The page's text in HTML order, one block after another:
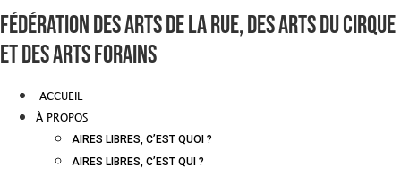
Fédération des arts de la rue, des arts du cirque
et des arts forains
ACCUEIL
À PROPOS
AIRES LIBRES, C’EST QUOI ?
AIRES LIBRES, C’EST QUI ?